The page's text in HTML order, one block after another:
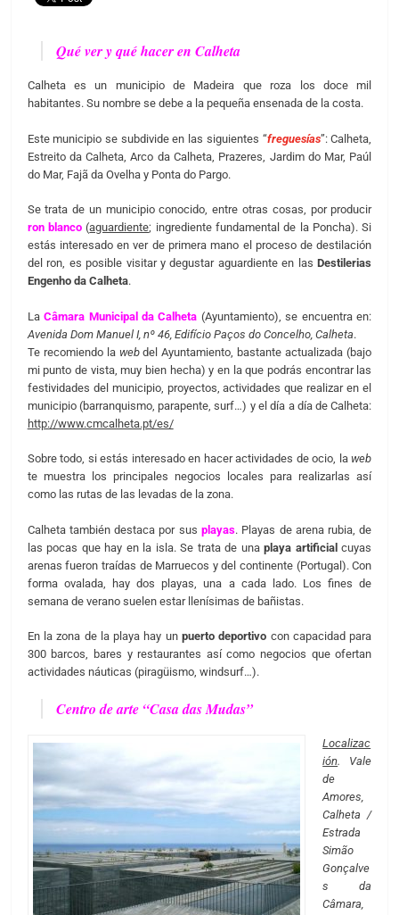
Qué ver y qué hacer en Calheta
Calheta es un municipio de Madeira que roza los doce mil
habitantes. Su nombre se debe a la pequeña ensenada de la costa.
Este municipio se subdivide en las siguientes “freguesías”: Calheta,
Estreito da Calheta, Arco da Calheta, Prazeres, Jardim do Mar, Paúl
do Mar, Fajã da Ovelha y Ponta do Pargo.
Se trata de un municipio conocido, entre otras cosas, por producir
ron blanco (aguardiente; ingrediente fundamental de la Poncha). Si
estás interesado en ver de primera mano el proceso de destilación
del ron, es posible visitar y degustar aguardiente en lasDestilerias
Engenho da Calheta.
LaCâmara Municipal da Calheta (Ayuntamiento), se encuentra en:
Avenida Dom Manuel I, nº 46, Edifício Paços do Concelho, Calheta.
Te recomiendo lawebdel Ayuntamiento, bastante actualizada (bajo
mi punto de vista, muy bien hecha) y en la que podrás encontrar las
festividades del municipio, proyectos, actividades que realizar en el
municipio (barranquismo, parapente, surf…) y el día a día de Calheta:
http://www.cmcalheta.pt/es/
Sobre todo, si estás interesado en hacer actividades de ocio, laweb
te muestra los principales negocios locales para realizarlas así
como las rutas de las levadas de la zona.
Calheta también destaca por sus playas. Playas de arena rubia, de
las pocas que hay en la isla. Se trata de unaplaya artificialcuyas
arenas fueron traídas de Marruecos y del continente (Portugal). Con
forma ovalada, hay dos playas, una a cada lado. Los fines de
semana de verano suelen estar llenísimas de bañistas.
En la zona de la playa hay unpuerto deportivo con capacidad para
300 barcos, bares y restaurantes así como negocios que ofertan
actividades náuticas (piragüismo, windsurf…).
Centro de arte “Casa das Mudas”
Localizac
ión. Vale
de
Amores,
Calheta /
Estrada
Simão
Gonçalve
s da
Câmara,